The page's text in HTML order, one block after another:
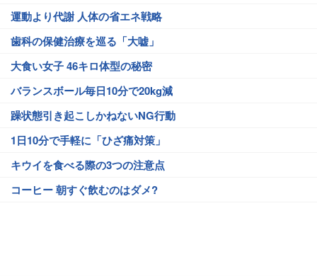
運動より代謝 人体の省エネ戦略
歯科の保健治療を巡る「大嘘」
大食い女子 46キロ体型の秘密
バランスボール毎日10分で20kg減
躁状態引き起こしかねないNG行動
1日10分で手軽に「ひざ痛対策」
キウイを食べる際の3つの注意点
コーヒー 朝すぐ飲むのはダメ?